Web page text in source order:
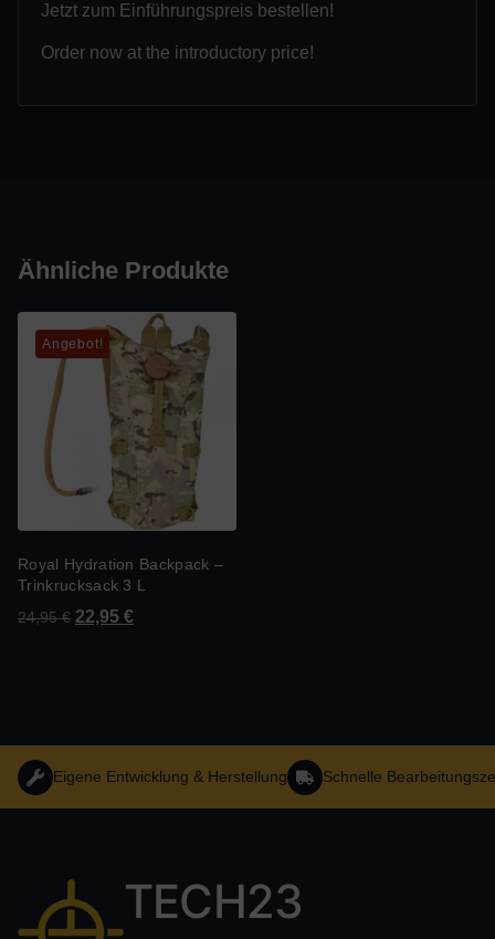
Jetzt zum Einführungspreis bestellen!
Order now at the introductory price!
Ähnliche Produkte
Angebot!
Royal Hydration Backpack –
Trinkrucksack 3 L
24,95€ 22,95 €
Eigene Entwicklung & Herstellung Schnelle
TECH23